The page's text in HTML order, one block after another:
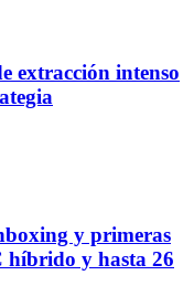
extracción intenso
y primeras
híbrido y hasta 26